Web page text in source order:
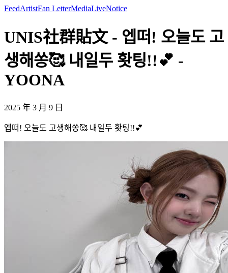
FeedArtistFan LetterMediaLiveNotice
UNIS社群貼文 - 엡떠! 오늘도 고
생해쏭🥰 내일두 홧팅!!💕 -
YOONA
2025 年 3 月 9 日
엡떠! 오늘도 고생해쏭🥰 내일두 홧팅!!💕